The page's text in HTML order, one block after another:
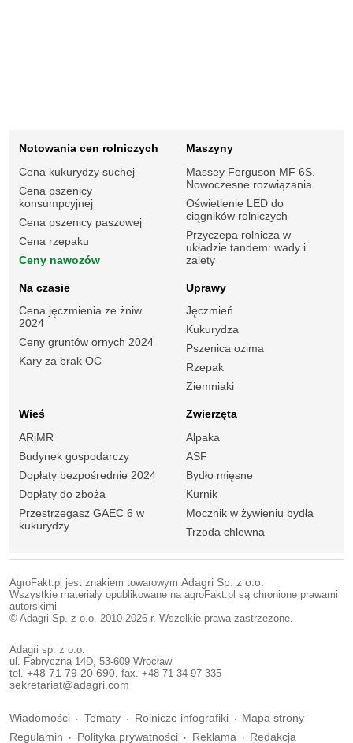
Notowania cen rolniczych
Cena kukurydzy suchej
Cena pszenicy
konsumpcyjnej
Cena pszenicy paszowej
Cena rzepaku
Ceny nawozów
Maszyny
Massey Ferguson MF 6S.
Nowoczesne rozwiązania
Oświetlenie LED do
ciągników rolniczych
Przyczepa rolnicza w
układzie tandem: wady i
zalety
Na czasie
Cena jęczmienia ze żniw
2024
Ceny gruntów ornych 2024
Kary za brak OC
Uprawy
Jęczmień
Kukurydza
Pszenica ozima
Rzepak
Ziemniaki
Wieś
ARiMR
Budynek gospodarczy
Dopłaty bezpośrednie 2024
Dopłaty do zboża
Przestrzegasz GAEC 6 w
kukurydzy
Zwierzęta
Alpaka
ASF
Bydło mięsne
Kurnik
Mocznik w żywieniu bydła
Trzoda chlewna
AgroFakt.pl jest znakiem towarowym Adagri Sp. z o.o.
Wszystkie materiały opublikowane na agroFakt.pl są chronione prawami
autorskimi
© Adagri Sp. z o.o. 2010-2026 r. Wszelkie prawa zastrzeżone.
Adagri sp. z o.o.
ul. Fabryczna 14D, 53-609 Wrocław
tel. +48 71 79 20 690, fax. +48 71 34 97 335
sekretariat@adagri.com
Wiadomości Tematy Rolnicze infografiki
Mapa strony
Regulamin
Polityka prywatności Reklama Redakcja